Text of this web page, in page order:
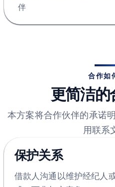
伴
合作如
更简洁的
本方案将合作伙伴的承诺
用联系
保护关系
借款人沟通以维护经纪人